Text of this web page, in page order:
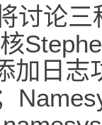
讨论
加日志